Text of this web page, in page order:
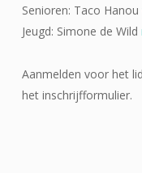
Senioren: Taco Hanou
Jeugd: Simone de Wild
Aanmelden voor het
het inschrijfformulier.